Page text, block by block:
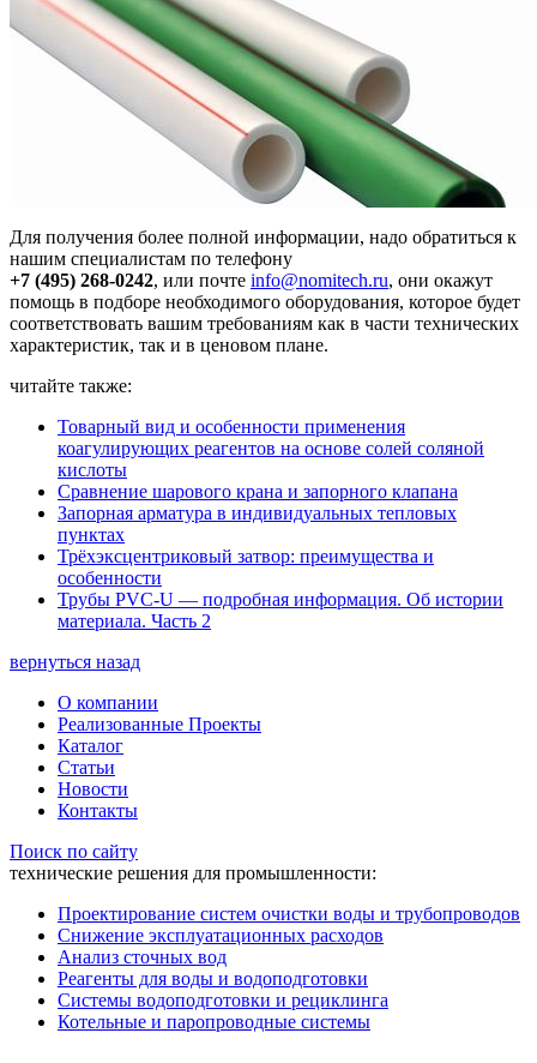
Для получения более полной информации, надо обратиться к
нашим специалистам по телефону
+7 (495) 268-0242, или почте info@nomitech.ru, они окажут
помощь в подборе необходимого оборудования, которое будет
соответствовать вашим требованиям как в части технических
характеристик, так и в ценовом плане.
читайте также:
Товарный вид и особенности применения
коагулирующих реагентов на основе солей соляной
кислоты
Сравнение шарового крана и запорного клапана
Запорная арматура в индивидуальных тепловых
пунктах
Трёхэксцентриковый затвор: преимущества и
особенности
Трубы PVC-U — подробная информация. Об истории
материала. Часть 2
вернуться назад
О компании
Реализованные Проекты
Каталог
Статьи
Новости
Контакты
Поиск по сайту
технические решения для промышленности:
Проектирование систем очистки воды и трубопроводов
Снижение эксплуатационных расходов
Анализ сточных вод
Реагенты для воды и водоподготовки
Системы водоподготовки и рециклинга
Котельные и паропроводные системы